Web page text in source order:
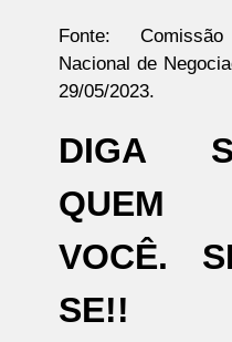
Fonte:
Nacional de
29/05/2023.
DIGA
QUEM
VOCÊ.
SE!!